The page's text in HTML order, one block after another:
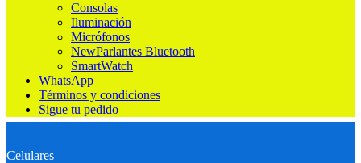
Consolas
Iluminación
Micrófonos
NewParlantes Bluetooth
SmartWatch
WhatsApp
Términos y condiciones
Sigue tu pedido
Celulares